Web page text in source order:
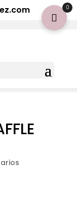
más información
0